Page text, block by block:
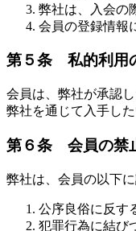
弊社は、入会の
会員の登録情報
第５条 私的利用
会員は、弊社が承認
弊社を通じて入手し
第６条 会員の禁
弊社は、会員の以下
公序良俗に反す
犯罪行為に結び